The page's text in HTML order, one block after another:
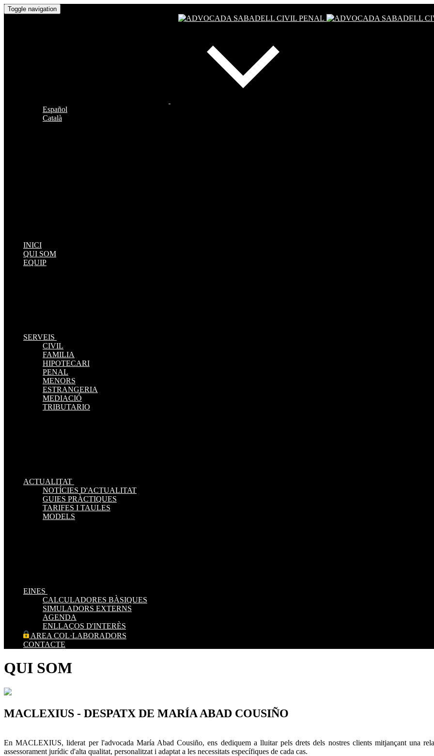
Toggle navigation
Español
Català
INICI
QUI SOM
EQUIP
SERVEIS
CIVIL
FAMILIA
HIPOTECARI
PENAL
MENORS
ESTRANGERIA
MEDIACIÓ
TRIBUTARIO
ACTUALITAT
NOTÍCIES D'ACTUALITAT
GUIES PRÀCTIQUES
TARIFES I TAULES
MODELS
EINES
CALCULADORES BÀSIQUES
SIMULADORS EXTERNS
AGENDA
ENLLAÇOS D'INTERÈS
AREA COL·LABORADORS
CONTACTE
QUI SOM
MACLEXIUS - DESPATX DE MARÍA ABAD COUSIÑO
En MACLEXIUS, liderat per l'advocada María Abad Cousiño, ens dediquem a lluitar pels drets dels nostres clients mitjançant una
assessorament jurídic d'alta qualitat, personalitzat i adaptat a les necessitats específiques de cada cas.